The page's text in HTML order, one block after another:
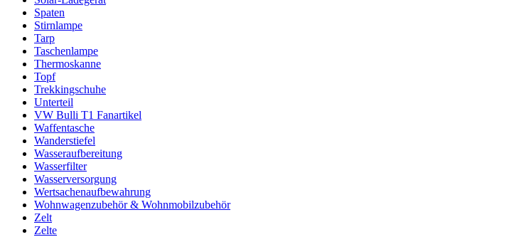
Spaten
Stirnlampe
Tarp
Taschenlampe
Thermoskanne
Topf
Trekkingschuhe
Unterteil
VW Bulli T1 Fanartikel
Waffentasche
Wanderstiefel
Wasseraufbereitung
Wasserfilter
Wasserversorgung
Wertsachenaufbewahrung
Wohnwagenzubehör & Wohnmobilzubehör
Zelt
Zelte